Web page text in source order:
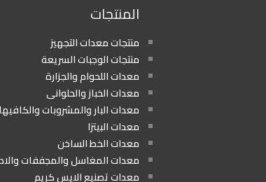
المنتجات
منتجات معدات التجهيز
منتجات الوجبات السريعة
معدات اللحوام والجزارة
معدات الخباز والحلوانى
معدات البار والمشروبات
معدات البيتزا
معدات الخط الساخن
معدات المغاسل والمجففات
معدات تصنيع الايس كريم